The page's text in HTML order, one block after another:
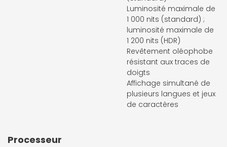
Luminosité maximale de
1 000 nits (standard) ;
luminosité maximale de
1 200 nits (HDR)
Revêtement oléophobe
résistant aux traces de
doigts
Affichage simultané de
plusieurs langues et jeux
de caractères
Processeur